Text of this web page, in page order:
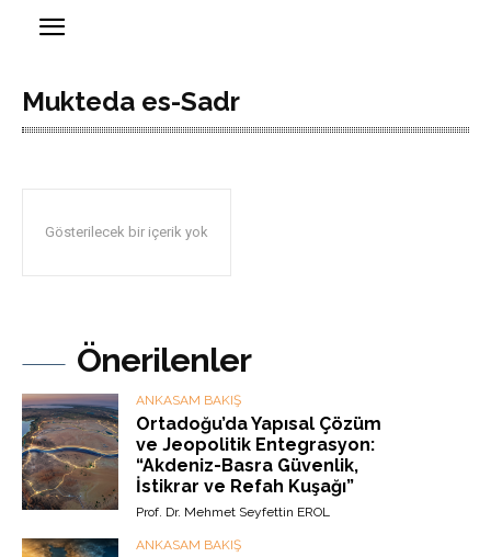
Mukteda es-Sadr
Gösterilecek bir içerik yok
Önerilenler
ANKASAM BAKIŞ
Ortadoğu’da Yapısal Çözüm
ve Jeopolitik Entegrasyon:
“Akdeniz-Basra Güvenlik,
İstikrar ve Refah Kuşağı”
Prof. Dr. Mehmet Seyfettin EROL
ANKASAM BAKIŞ